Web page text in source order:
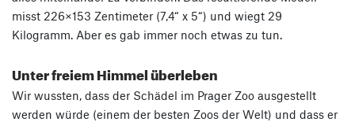
misst 226×153 Zentimeter (7,4“ x 5“) und wiegt 29
Kilogramm. Aber es gab immer noch etwas zu tun.
Unter freiem Himmel überleben
Wir wussten, dass der Schädel im Prager Zoo ausgestellt
werden würde (einem der besten Zoos der Welt) und dass er